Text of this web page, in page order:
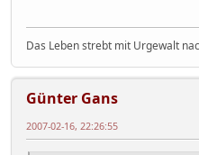
Das Leben strebt mit Urgewalt
Günter Gans
2007-02-16, 22:26:55